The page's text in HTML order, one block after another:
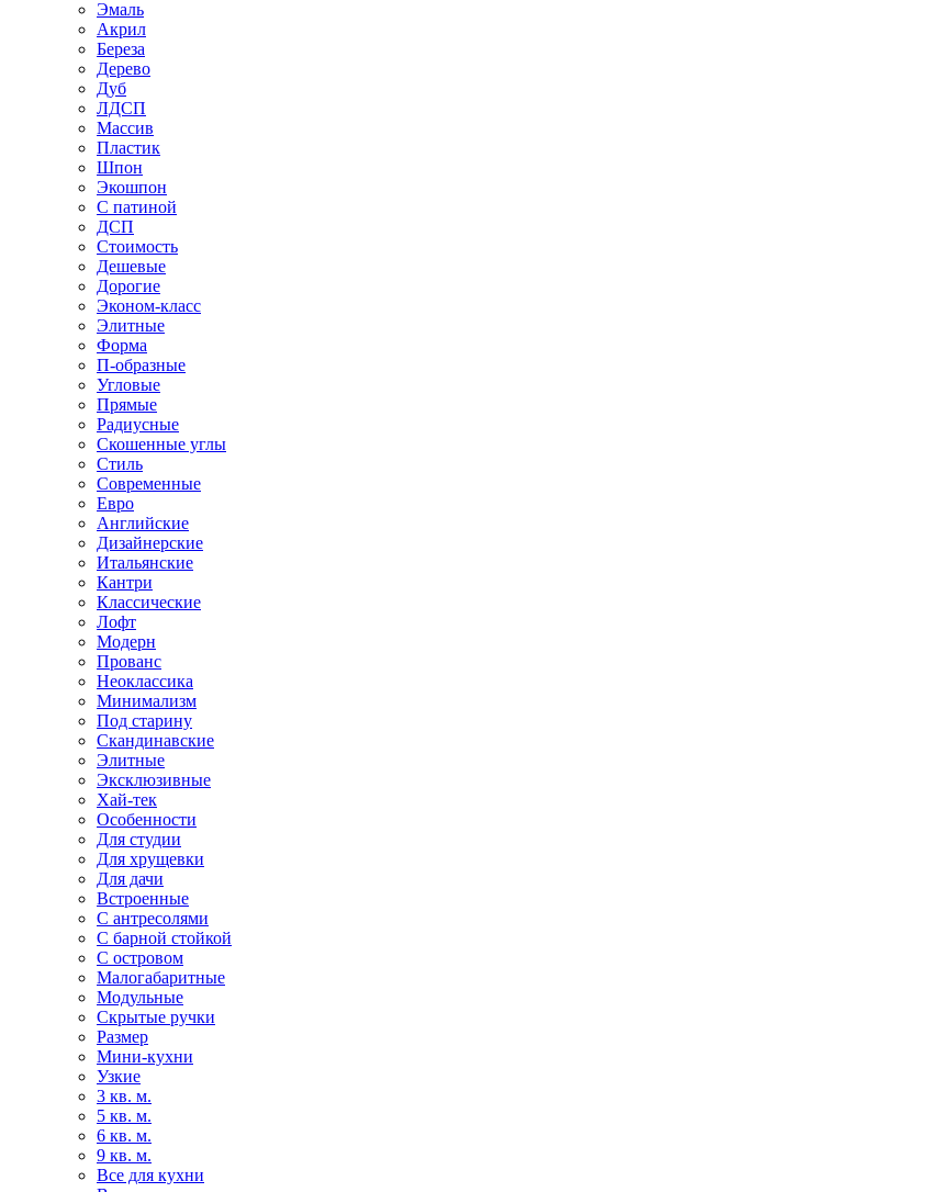
Эмаль
Акрил
Береза
Дерево
Дуб
ЛДСП
Массив
Пластик
Шпон
Экошпон
С патиной
ДСП
Стоимость
Дешевые
Дорогие
Эконом-класс
Элитные
Форма
П-образные
Угловые
Прямые
Радиусные
Скошенные углы
Стиль
Современные
Евро
Английские
Дизайнерские
Итальянские
Кантри
Классические
Лофт
Модерн
Прованс
Неоклассика
Минимализм
Под старину
Скандинавские
Элитные
Эксклюзивные
Хай-тек
Особенности
Для студии
Для хрущевки
Для дачи
Встроенные
С антресолями
С барной стойкой
С островом
Малогабаритные
Модульные
Скрытые ручки
Размер
Мини-кухни
Узкие
3 кв. м.
5 кв. м.
6 кв. м.
9 кв. м.
Все для кухни